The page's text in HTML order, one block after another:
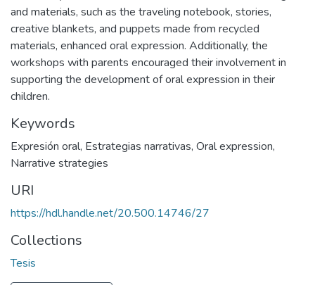
and materials, such as the traveling notebook, stories,
creative blankets, and puppets made from recycled
materials, enhanced oral expression. Additionally, the
workshops with parents encouraged their involvement in
supporting the development of oral expression in their
children.
Keywords
Expresión oral, Estrategias narrativas, Oral expression,
Narrative strategies
URI
https://hdl.handle.net/20.500.14746/27
Collections
Tesis